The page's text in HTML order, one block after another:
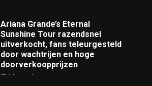
Ariana Grande’s Eternal
Sunshine Tour razendsnel
uitverkocht, fans teleurgesteld
door wachtrijen en hoge
doorverkoopprijzen
11 months ago